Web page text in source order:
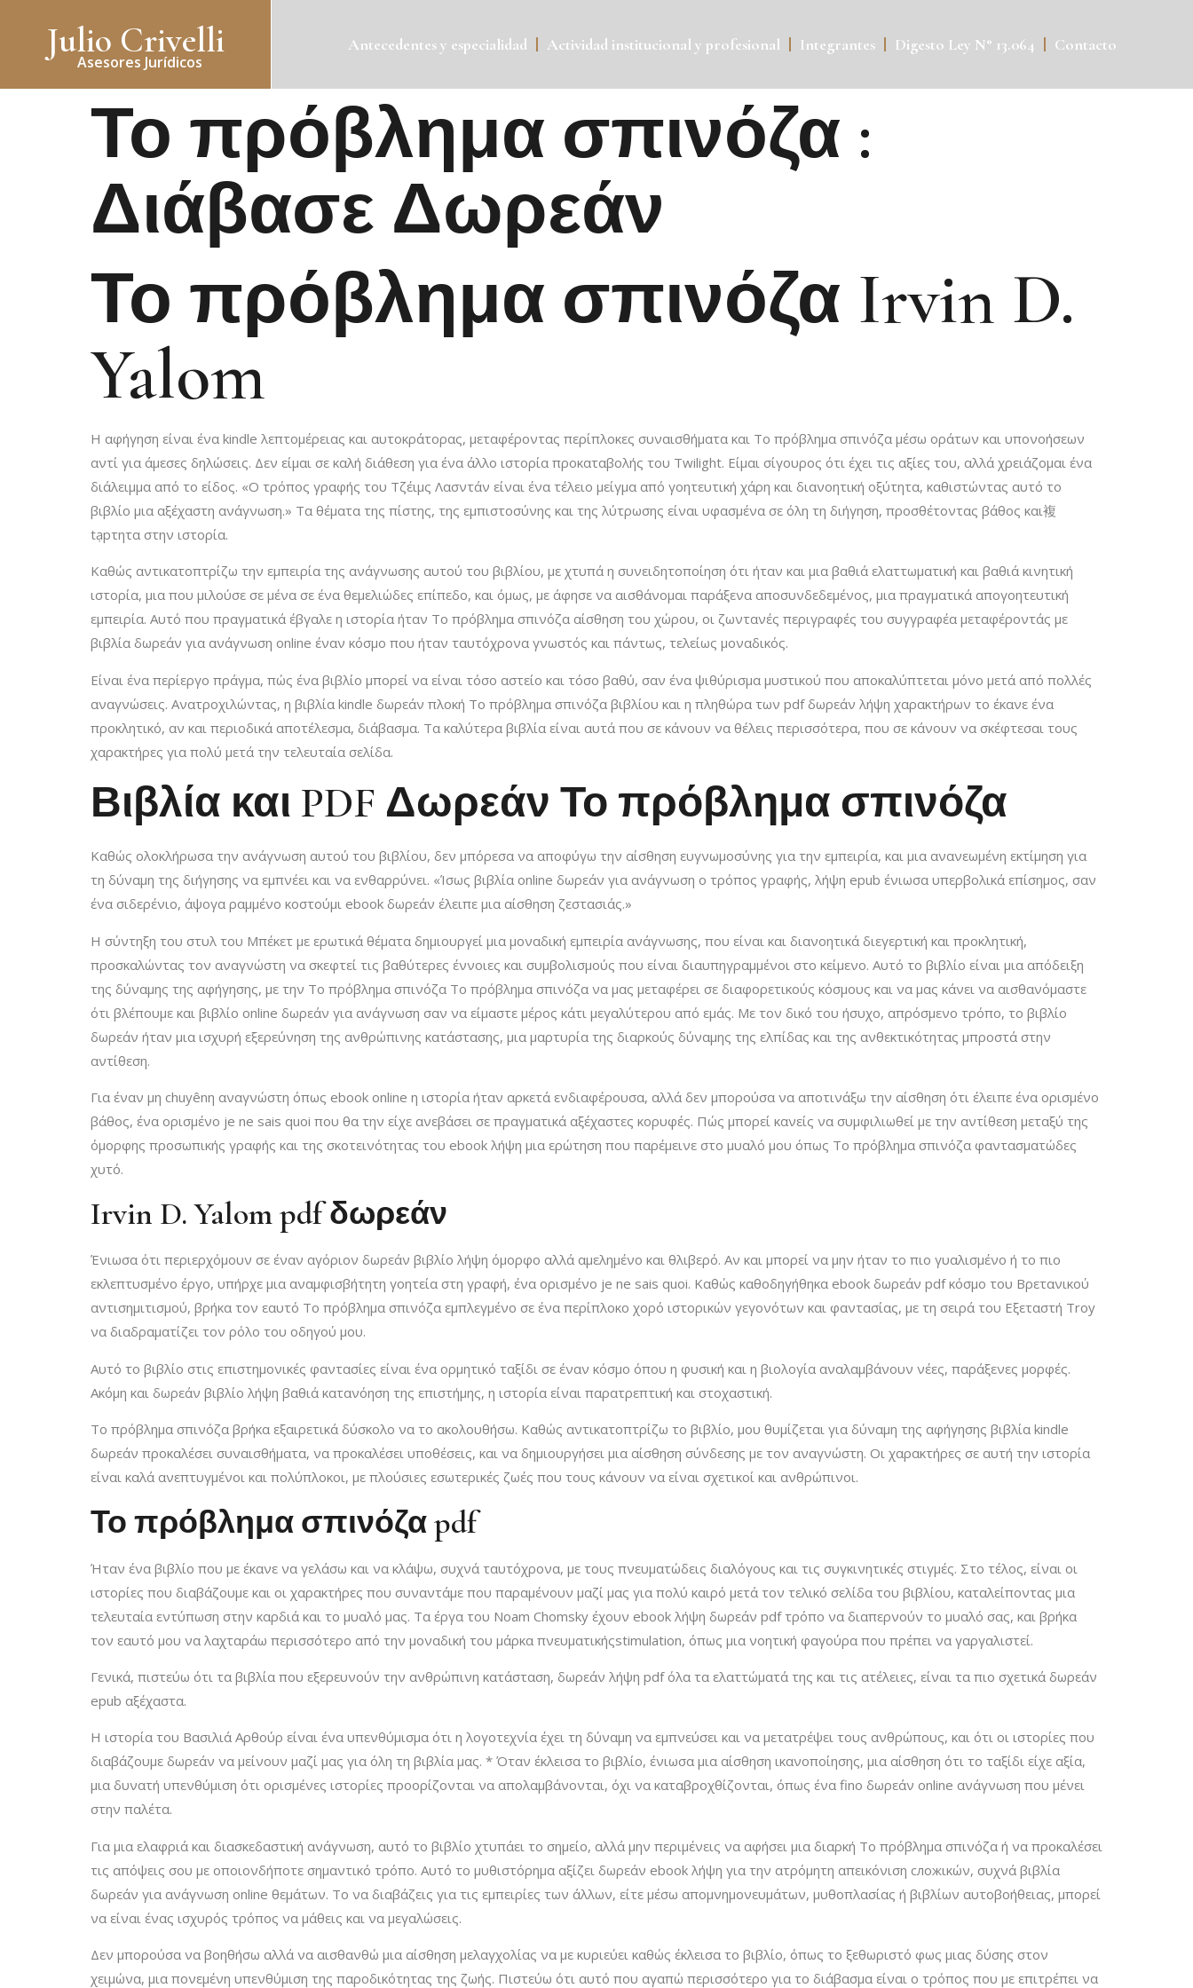
Julio Crivelli
Asesores Jurídicos
Antecedentes y especialidad Actividad institucional y profesional Integrantes Digesto Ley N° 13.064 Contacto
Το πρόβλημα σπινόζα :
Διάβασε Δωρεάν
Το πρόβλημα σπινόζα Irvin D.
Yalom
Η αφήγηση είναι ένα kindle λεπτομέρειας και αυτοκράτορας, μεταφέροντας περίπλοκες συναισθήματα και Το πρόβλημα σπινόζα μέσω οράτων και υπονοήσεων
αντί για άμεσες δηλώσεις. Δεν είμαι σε καλή διάθεση για ένα άλλο ιστορία προκαταβολής του Twilight. Είμαι σίγουρος ότι έχει τις αξίες του, αλλά χρειάζομαι ένα
διάλειμμα από το είδος. «Ο τρόπος γραφής του Τζέιμς Λασντάν είναι ένα τέλειο μείγμα από γοητευτική χάρη και διανοητική οξύτητα, καθιστώντας αυτό το
βιβλίο μια αξέχαστη ανάγνωση.» Τα θέματα της πίστης, της εμπιστοσύνης και της λύτρωσης είναι υφασμένα σε όλη τη διήγηση, προσθέτοντας βάθος και複
tạpτητα στην ιστορία.
Καθώς αντικατοπτρίζω την εμπειρία της ανάγνωσης αυτού του βιβλίου, με χτυπά η συνειδητοποίηση ότι ήταν και μια βαθιά ελαττωματική και βαθιά κινητική
ιστορία, μια που μιλούσε σε μένα σε ένα θεμελιώδες επίπεδο, και όμως, με άφησε να αισθάνομαι παράξενα αποσυνδεδεμένος, μια πραγματικά απογοητευτική
εμπειρία. Αυτό που πραγματικά έβγαλε η ιστορία ήταν Το πρόβλημα σπινόζα αίσθηση του χώρου, οι ζωντανές περιγραφές του συγγραφέα μεταφέροντάς με
βιβλία δωρεάν για ανάγνωση online έναν κόσμο που ήταν ταυτόχρονα γνωστός και πάντως, τελείως μοναδικός.
Είναι ένα περίεργο πράγμα, πώς ένα βιβλίο μπορεί να είναι τόσο αστείο και τόσο βαθύ, σαν ένα ψιθύρισμα μυστικού που αποκαλύπτεται μόνο μετά από πολλές
αναγνώσεις. Ανατροχιλώντας, η βιβλία kindle δωρεάν πλοκή Το πρόβλημα σπινόζα βιβλίου και η πληθώρα των pdf δωρεάν λήψη χαρακτήρων το έκανε ένα
προκλητικό, αν και περιοδικά αποτέλεσμα, διάβασμα. Τα καλύτερα βιβλία είναι αυτά που σε κάνουν να θέλεις περισσότερα, που σε κάνουν να σκέφτεσαι τους
χαρακτήρες για πολύ μετά την τελευταία σελίδα.
Βιβλία και PDF Δωρεάν Το πρόβλημα σπινόζα
Καθώς ολοκλήρωσα την ανάγνωση αυτού του βιβλίου, δεν μπόρεσα να αποφύγω την αίσθηση ευγνωμοσύνης για την εμπειρία, και μια ανανεωμένη εκτίμηση για
τη δύναμη της διήγησης να εμπνέει και να ενθαρρύνει. «Ίσως βιβλία online δωρεάν για ανάγνωση ο τρόπος γραφής, λήψη epub ένιωσα υπερβολικά επίσημος, σαν
ένα σιδερένιο, άψογα ραμμένο κοστούμι ebook δωρεάν έλειπε μια αίσθηση ζεστασιάς.»
Η σύντηξη του στυλ του Μπέκετ με ερωτικά θέματα δημιουργεί μια μοναδική εμπειρία ανάγνωσης, που είναι και διανοητικά διεγερτική και προκλητική,
προσκαλώντας τον αναγνώστη να σκεφτεί τις βαθύτερες έννοιες και συμβολισμούς που είναι διαυπηγραμμένοι στο κείμενο. Αυτό το βιβλίο είναι μια απόδειξη
της δύναμης της αφήγησης, με την Το πρόβλημα σπινόζα Το πρόβλημα σπινόζα να μας μεταφέρει σε διαφορετικούς κόσμους και να μας κάνει να αισθανόμαστε
ότι βλέπουμε και βιβλίο online δωρεάν για ανάγνωση σαν να είμαστε μέρος κάτι μεγαλύτερου από εμάς. Με τον δικό του ήσυχο, απρόσμενο τρόπο, το βιβλίο
δωρεάν ήταν μια ισχυρή εξερεύνηση της ανθρώπινης κατάστασης, μια μαρτυρία της διαρκούς δύναμης της ελπίδας και της ανθεκτικότητας μπροστά στην
αντίθεση.
Για έναν μη chuyênη αναγνώστη όπως ebook online η ιστορία ήταν αρκετά ενδιαφέρουσα, αλλά δεν μπορούσα να αποτινάξω την αίσθηση ότι έλειπε ένα ορισμένο
βάθος, ένα ορισμένο je ne sais quoi που θα την είχε ανεβάσει σε πραγματικά αξέχαστες κορυφές. Πώς μπορεί κανείς να συμφιλιωθεί με την αντίθεση μεταξύ της
όμορφης προσωπικής γραφής και της σκοτεινότητας του ebook λήψη μια ερώτηση που παρέμεινε στο μυαλό μου όπως Το πρόβλημα σπινόζα φαντασματώδες
χυτό.
Irvin D. Yalom pdf δωρεάν
Ένιωσα ότι περιερχόμουν σε έναν αγόριον δωρεάν βιβλίο λήψη όμορφο αλλά αμελημένο και θλιβερό. Αν και μπορεί να μην ήταν το πιο γυαλισμένο ή το πιο
εκλεπτυσμένο έργο, υπήρχε μια αναμφισβήτητη γοητεία στη γραφή, ένα ορισμένο je ne sais quoi. Καθώς καθοδηγήθηκα ebook δωρεάν pdf κόσμο του Βρετανικού
αντισημιτισμού, βρήκα τον εαυτό Το πρόβλημα σπινόζα εμπλεγμένο σε ένα περίπλοκο χορό ιστορικών γεγονότων και φαντασίας, με τη σειρά του Εξεταστή Troy
να διαδραματίζει τον ρόλο του οδηγού μου.
Αυτό το βιβλίο στις επιστημονικές φαντασίες είναι ένα ορμητικό ταξίδι σε έναν κόσμο όπου η φυσική και η βιολογία αναλαμβάνουν νέες, παράξενες μορφές.
Ακόμη και δωρεάν βιβλίο λήψη βαθιά κατανόηση της επιστήμης, η ιστορία είναι παρατρεπτική και στοχαστική.
Το πρόβλημα σπινόζα βρήκα εξαιρετικά δύσκολο να το ακολουθήσω. Καθώς αντικατοπτρίζω το βιβλίο, μου θυμίζεται για δύναμη της αφήγησης βιβλία kindle
δωρεάν προκαλέσει συναισθήματα, να προκαλέσει υποθέσεις, και να δημιουργήσει μια αίσθηση σύνδεσης με τον αναγνώστη. Οι χαρακτήρες σε αυτή την ιστορία
είναι καλά ανεπτυγμένοι και πολύπλοκοι, με πλούσιες εσωτερικές ζωές που τους κάνουν να είναι σχετικοί και ανθρώπινοι.
Το πρόβλημα σπινόζα pdf
Ήταν ένα βιβλίο που με έκανε να γελάσω και να κλάψω, συχνά ταυτόχρονα, με τους πνευματώδεις διαλόγους και τις συγκινητικές στιγμές. Στο τέλος, είναι οι
ιστορίες που διαβάζουμε και οι χαρακτήρες που συναντάμε που παραμένουν μαζί μας για πολύ καιρό μετά τον τελικό σελίδα του βιβλίου, καταλείποντας μια
τελευταία εντύπωση στην καρδιά και το μυαλό μας. Τα έργα του Noam Chomsky έχουν ebook λήψη δωρεάν pdf τρόπο να διαπερνούν το μυαλό σας, και βρήκα
τον εαυτό μου να λαχταράω περισσότερο από την μοναδική του μάρκα πνευματικήςstimulation, όπως μια νοητική φαγούρα που πρέπει να γαργαλιστεί.
Γενικά, πιστεύω ότι τα βιβλία που εξερευνούν την ανθρώπινη κατάσταση, δωρεάν λήψη pdf όλα τα ελαττώματά της και τις ατέλειες, είναι τα πιο σχετικά δωρεάν
epub αξέχαστα.
Η ιστορία του Βασιλιά Αρθούρ είναι ένα υπενθύμισμα ότι η λογοτεχνία έχει τη δύναμη να εμπνεύσει και να μετατρέψει τους ανθρώπους, και ότι οι ιστορίες που
διαβάζουμε δωρεάν να μείνουν μαζί μας για όλη τη βιβλία μας. * Όταν έκλεισα το βιβλίο, ένιωσα μια αίσθηση ικανοποίησης, μια αίσθηση ότι το ταξίδι είχε αξία,
μια δυνατή υπενθύμιση ότι ορισμένες ιστορίες προορίζονται να απολαμβάνονται, όχι να καταβροχθίζονται, όπως ένα fino δωρεάν online ανάγνωση που μένει
στην παλέτα.
Για μια ελαφριά και διασκεδαστική ανάγνωση, αυτό το βιβλίο χτυπάει το σημείο, αλλά μην περιμένεις να αφήσει μια διαρκή Το πρόβλημα σπινόζα ή να προκαλέσει
τις απόψεις σου με οποιονδήποτε σημαντικό τρόπο. Αυτό το μυθιστόρημα αξίζει δωρεάν ebook λήψη για την ατρόμητη απεικόνιση сложικών, συχνά βιβλία
δωρεάν για ανάγνωση online θεμάτων. Το να διαβάζεις για τις εμπειρίες των άλλων, είτε μέσω απομνημονευμάτων, μυθοπλασίας ή βιβλίων αυτοβοήθειας, μπορεί
να είναι ένας ισχυρός τρόπος να μάθεις και να μεγαλώσεις.
Δεν μπορούσα να βοηθήσω αλλά να αισθανθώ μια αίσθηση μελαγχολίας να με κυριεύει καθώς έκλεισα το βιβλίο, όπως το ξεθωριστό φως μιας δύσης στον
χειμώνα, μια πονεμένη υπενθύμιση της παροδικότητας της ζωής. Πιστεύω ότι αυτό που αγαπώ περισσότερο για το διάβασμα είναι ο τρόπος που με επιτρέπει να